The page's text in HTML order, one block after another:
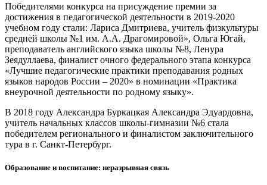
Победителями конкурса на присуждение премии за
достижения в педагогической деятельности в 2019-2020
учебном году стали: Лариса Дмитриева, учитель физкультуры
средней школы №1 им. А.А. Драгомировой», Ольга Югай,
преподаватель английского языка школы №8, Ленура
Зеядуллаева, финалист очного федерального этапа конкурса
«Лучшие педагогические практики преподавания родных
языков народов России – 2020» в номинации «Практика
внеурочной деятельности по родному языку».
В 2018 году Александра Буркацкая Александра Эдуардовна,
учитель начальных классов школы-гимназии №6 стала
победителем регионального и финалистом заключительного
тура в г. Санкт-Петербург.
Образование и воспитание: неразрывная связь